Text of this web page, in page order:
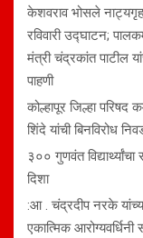
केशवराव भोसले
रविवारी उद्घाटन;
मंत्री चंद्रकांत पाटील
पाहणी
कोल्हापूर जिल्हा परिषद
शिंदे यांची बिनविरोध
३०० गुणवंत विद्यार्थ्यांचा
दिशा
:आ . चंद्रदीप नरके
एकात्मिक